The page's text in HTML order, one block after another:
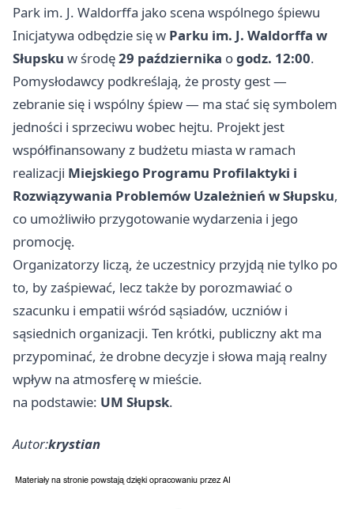
Park im. J. Waldorffa jako scena wspólnego śpiewu
Inicjatywa odbędzie się w Parku im. J. Waldorffa w
Słupsku w środę29 października ogodz. 12:00.
Pomysłodawcy podkreślają, że prosty gest —
zebranie się i wspólny śpiew — ma stać się symbolem
jedności i sprzeciwu wobec hejtu. Projekt jest
współfinansowany z budżetu miasta w ramach
realizacji Miejskiego Programu Profilaktyki i
Rozwiązywania Problemów Uzależnień w Słupsku,
co umożliwiło przygotowanie wydarzenia i jego
promocję.
Organizatorzy liczą, że uczestnicy przyjdą nie tylko po
to, by zaśpiewać, lecz także by porozmawiać o
szacunku i empatii wśród sąsiadów, uczniów i
sąsiednich organizacji. Ten krótki, publiczny akt ma
przypominać, że drobne decyzje i słowa mają realny
wpływ na atmosferę w mieście.
na podstawie: UM Słupsk.
Autor:krystian